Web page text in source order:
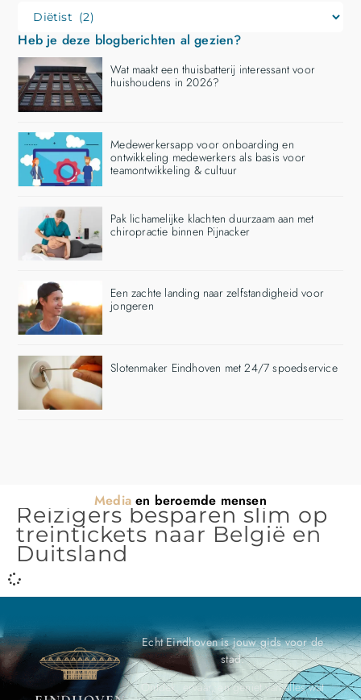
Heb je deze blogberichten al gezien?
Wat maakt een thuisbatterij interessant voor
huishoudens in 2026?
Medewerkersapp voor onboarding en
ontwikkeling medewerkers als basis voor
teamontwikkeling & cultuur
Pak lichamelijke klachten duurzaam aan met
chiropractie binnen Pijnacker
Een zachte landing naar zelfstandigheid voor
jongeren
Slotenmaker Eindhoven met 24/7 spoedservice
Mediaen beroemde mensen
Reizigers besparen slim op
treintickets naar België en
Duitsland
Echt Eindhoven is jouw gids voor de
stad.
Ontdek, ervaar, en geniet van alles wat